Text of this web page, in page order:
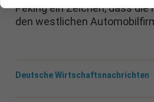
Peking ein Zeichen, dass
den westlichen
Deutsche Wirtschaftsnachrichten